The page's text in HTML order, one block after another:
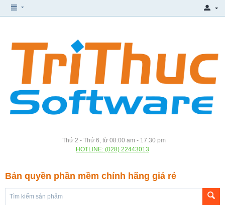
Thứ 2 - Thứ 6, từ 08:00 am - 17:30 pm
HOTLINE: (028) 22443013
Bản quyền phần mềm chính hãng giá rẻ